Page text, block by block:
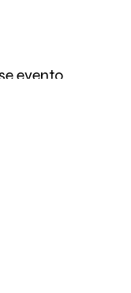
evento